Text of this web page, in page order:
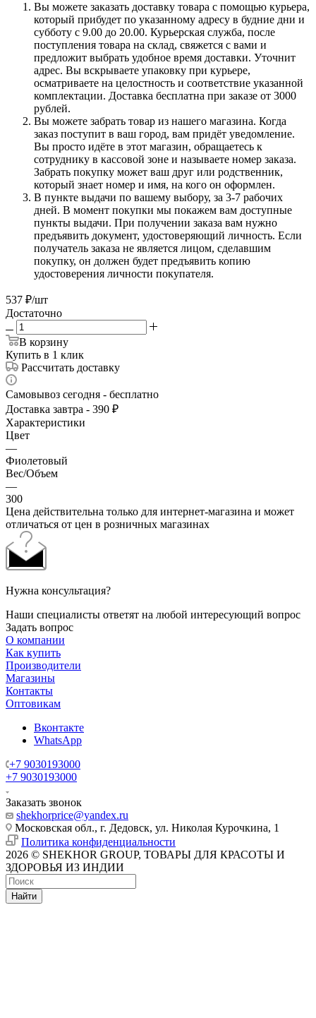
Вы можете заказать доставку товара с помощью курьера,
который прибудет по указанному адресу в будние дни и
субботу с 9.00 до 20.00. Курьерская служба, после
поступления товара на склад, свяжется с вами и
предложит выбрать удобное время доставки. Уточнит
адрес. Вы вскрываете упаковку при курьере,
осматриваете на целостность и соответствие указанной
комплектации. Доставка бесплатна при заказе от 3000
рублей.
Вы можете забрать товар из нашего магазина. Когда
заказ поступит в ваш город, вам придёт уведомление.
Вы просто идёте в этот магазин, обращаетесь к
сотруднику в кассовой зоне и называете номер заказа.
Забрать покупку может ваш друг или родственник,
который знает номер и имя, на кого он оформлен.
В пункте выдачи по вашему выбору, за 3-7 рабочих
дней. В момент покупки мы покажем вам доступные
пункты выдачи. При получении заказа вам нужно
предъявить документ, удостоверяющий личность. Если
получатель заказа не является лицом, сделавшим
покупку, он должен будет предъявить копию
удостоверения личности покупателя.
537 ₽/шт
Достаточно
В корзину
Купить в 1 клик
Рассчитать доставку
Самовывоз сегодня - бесплатно
Доставка завтра - 390 ₽
Характеристики
Цвет
—
Фиолетовый
Вес/Объем
—
300
Цена действительна только для интернет-магазина и может
отличаться от цен в розничных магазинах
Нужна консультация?
Наши специалисты ответят на любой интересующий вопрос
Задать вопрос
О компании
Как купить
Производители
Магазины
Контакты
Оптовикам
Вконтакте
WhatsApp
+7 9030193000
+7 9030193000
Заказать звонок
shekhorprice@yandex.ru
Московская обл., г. Дедовск, ул. Николая Курочкина, 1
Политика конфиденциальности
2026 © SHEKHOR GROUP, ТОВАРЫ ДЛЯ КРАСОТЫ И
ЗДОРОВЬЯ ИЗ ИНДИИ
Найти